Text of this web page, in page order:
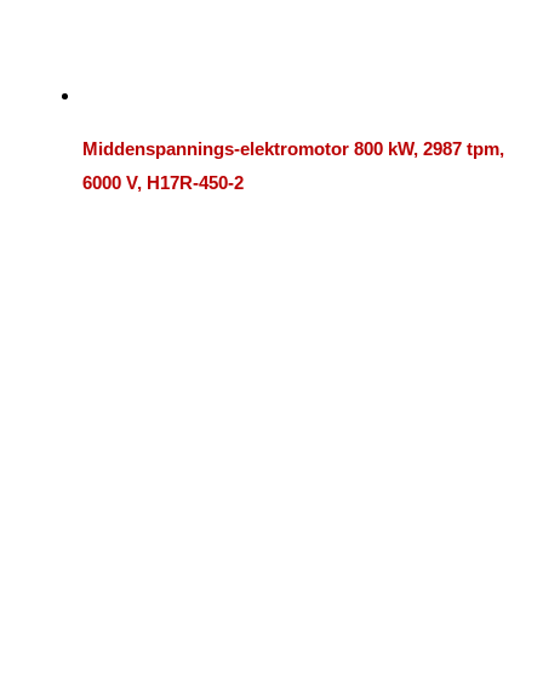
Middenspannings-elektromotor 800 kW, 2987 tpm,
6000 V, H17R-450-2